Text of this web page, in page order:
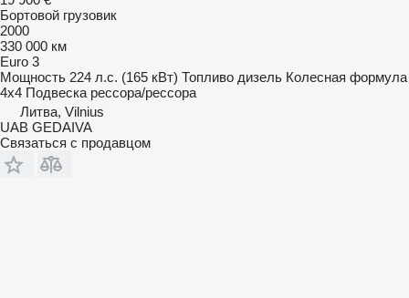
Бортовой грузовик
2000
330 000 км
Euro 3
Мощность 224 л.с. (165 кВт) Топливо дизель Колесная формула
4x4 Подвеска рессора/рессора
Литва, Vilnius
UAB GEDAIVA
Связаться с продавцом